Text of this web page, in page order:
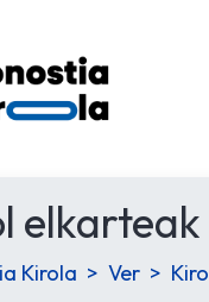
elkarteak
Kirola Ver